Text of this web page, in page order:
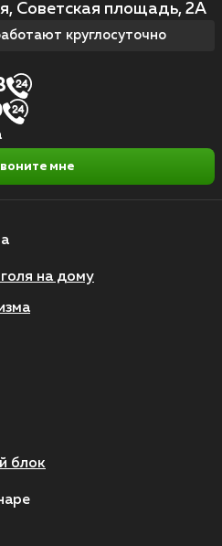
на дому
блок
Советская площадь, 2А
круглосуточно
мне